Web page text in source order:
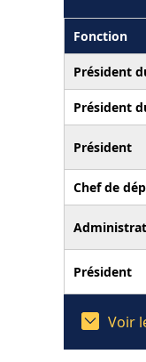
Fonction
Président
Président
Président
Chef de
Président
Voir